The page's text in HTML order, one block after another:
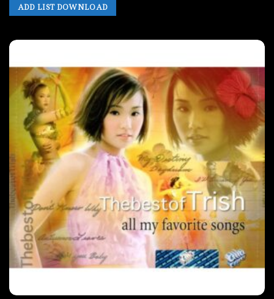
ADD LIST DOWNLOAD